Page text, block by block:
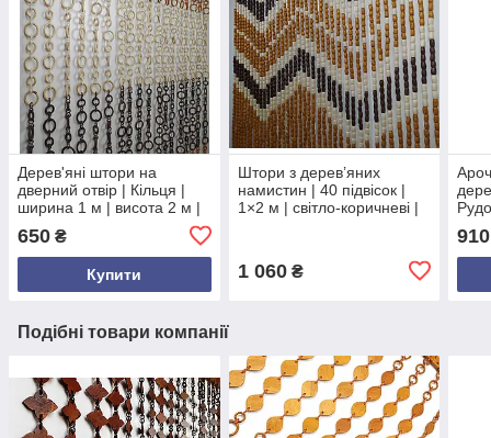
Дерев'яні штори на
дверний отвір | Кільця |
ширина 1 м | висота 2 м |
різнокольорові
650 ₴
Купити
Штори з дерев’яних
намистин | 40 підвісок |
1×2 м | світло-коричневі |
1 060₴
910
Подібні товари компанії